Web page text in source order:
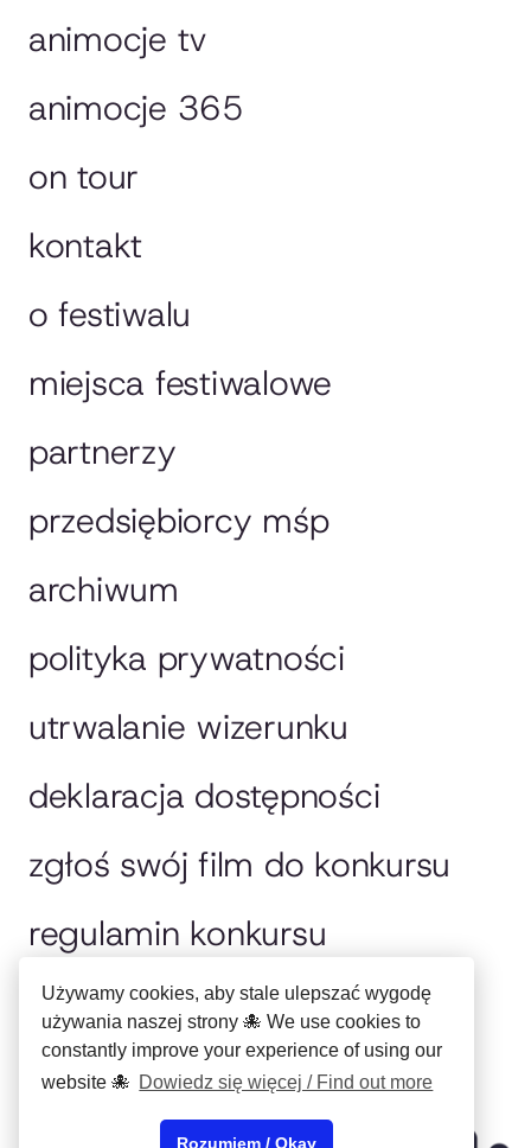
Używamy cookies, aby stale ulepszać wygodę
używania naszej strony 🐙 We use cookies to
constantly improve your experience of using our
website 🐙 Dowiedz się więcej / Find out more
Rozumiem / Okay
animocje tv
animocje 365
on tour
kontakt
o festiwalu
miejsca festiwalowe
partnerzy
przedsiębiorcy mśp
archiwum
polityka prywatności
utrwalanie wizerunku
deklaracja dostępności
zgłoś swój film do konkursu
regulamin konkursu
jury
english please
Copyright © Miejskie